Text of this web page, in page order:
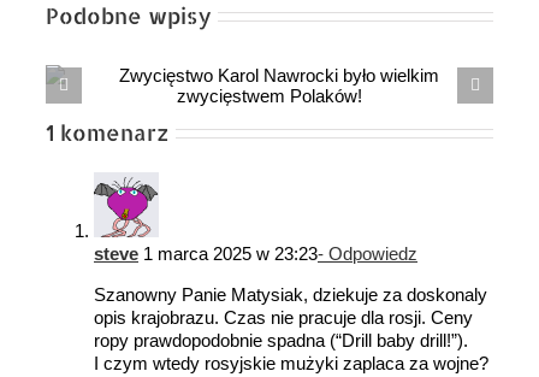
Podobne wpisy
Mija rok od objęcia urzędu prezydenta
1 komenarz
steve 1 marca 2025 w 23:23- Odpowiedz
Szanowny Panie Matysiak, dziekuje za doskonaly
opis krajobrazu. Czas nie pracuje dla rosji. Ceny
ropy prawdopodobnie spadna (“Drill baby drill!”).
I czym wtedy rosyjskie mużyki zaplaca za wojne?